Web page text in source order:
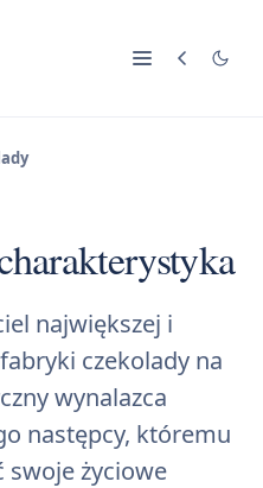
największej i
czekolady na
wynalazca
następcy, któremu
swoje życiowe